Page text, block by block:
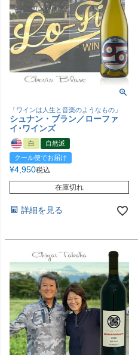
「ワインは人生と音楽のようなもの」
シュナン・ブラン／ローファ
イ･ワインズ
白
自然派
クール便でお届け
¥4,950税込
在庫切れ
詳細を見る